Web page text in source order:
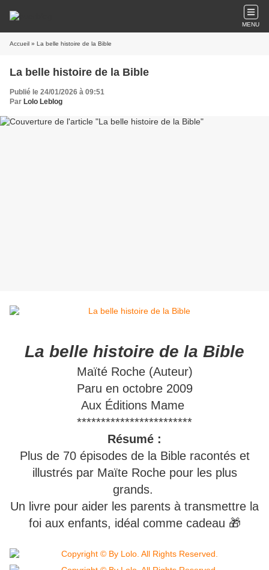
MENU
Accueil » La belle histoire de la Bible
La belle histoire de la Bible
Publié le 24/01/2026 à 09:51
Par Lolo Leblog
La belle histoire de la Bible
Maïté Roche (Auteur)
Paru en octobre 2009
Aux Éditions Mame
************************
Résumé :
Plus de 70 épisodes de la Bible racontés et
illustrés par Maïte Roche pour les plus
grands.
Un livre pour aider les parents à transmettre la
foi aux enfants, idéal comme cadeau 🎁